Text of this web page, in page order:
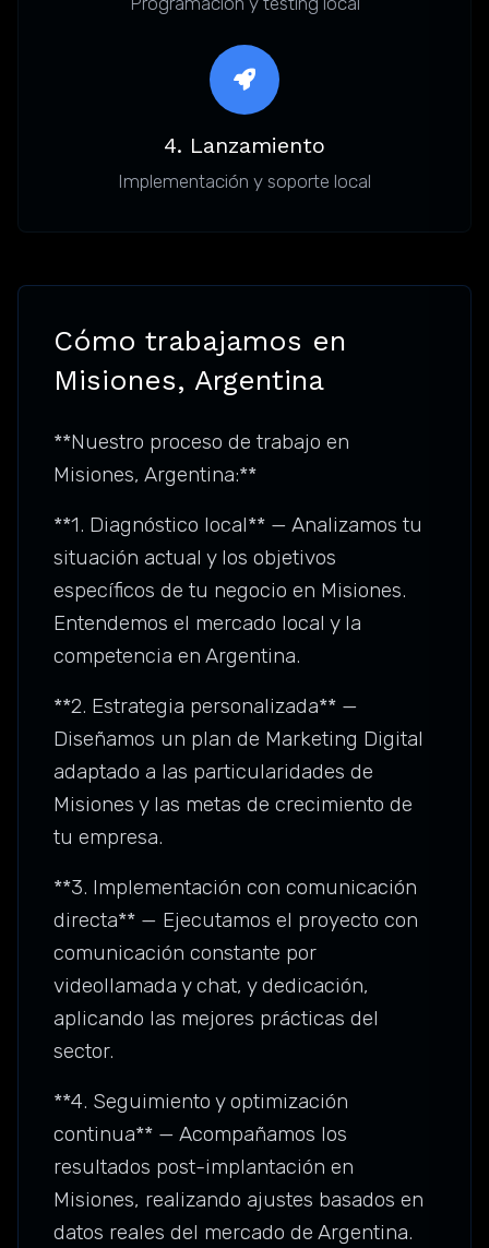
4. Lanzamiento
Implementación y soporte local
Cómo trabajamos en
Misiones, Argentina
**Nuestro proceso de trabajo en
Misiones, Argentina:**
**1. Diagnóstico local** — Analizamos tu
situación actual y los objetivos
específicos de tu negocio en Misiones.
Entendemos el mercado local y la
competencia en Argentina.
**2. Estrategia personalizada** —
Diseñamos un plan de Marketing Digital
adaptado a las particularidades de
Misiones y las metas de crecimiento de
tu empresa.
**3. Implementación con comunicación
directa** — Ejecutamos el proyecto con
comunicación constante por
videollamada y chat, y dedicación,
aplicando las mejores prácticas del
sector.
**4. Seguimiento y optimización
continua** — Acompañamos los
resultados post-implantación en
Misiones, realizando ajustes basados en
datos reales del mercado de Argentina.